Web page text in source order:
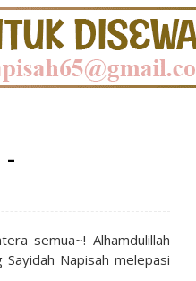
semua~! Alhamdulillah
Napisah melepasi